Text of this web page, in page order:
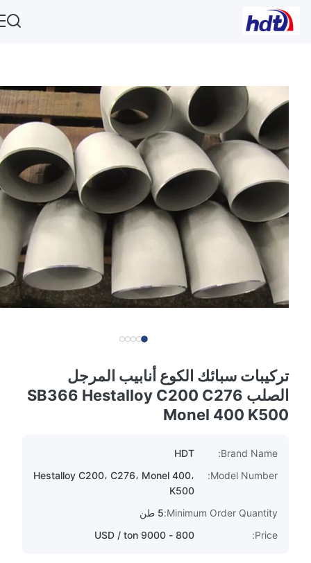
تركيبات سبائك الكوع أنابيب المرجل
الصلب SB366 Hestalloy C200 C276
Monel 400 K500
Brand Name:
Model Number:
Hestalloy C200، C276، Monel 400،
K500
Minimum Order Quantity: 5 طن
Price: